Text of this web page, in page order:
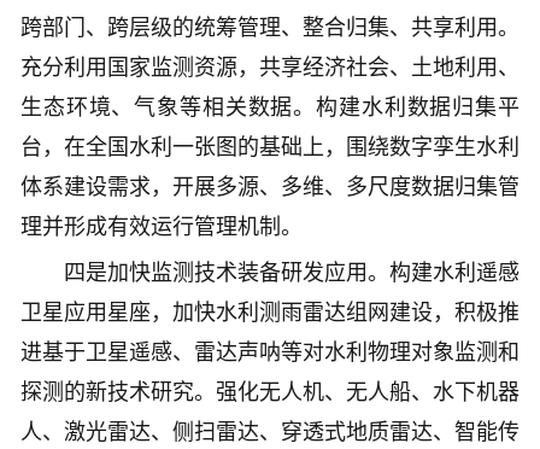
跨部门、跨层级的统筹管理、整合归集、共享利用。
充分利用国家监测资源，共享经济社会、土地利用、
生态环境、气象等相关数据。构建水利数据归集平
台，在全国水利一张图的基础上，围绕数字孪生水利
体系建设需求，开展多源、多维、多尺度数据归集管
理并形成有效运行管理机制。
四是加快监测技术装备研发应用。构建水利遥感
卫星应用星座，加快水利测雨雷达组网建设，积极推
进基于卫星遥感、雷达声呐等对水利物理对象监测和
探测的新技术研究。强化无人机、无人船、水下机器
人、激光雷达、侧扫雷达、穿透式地质雷达、智能传